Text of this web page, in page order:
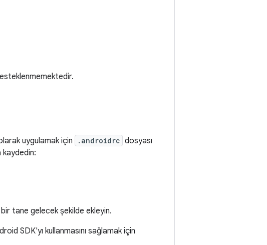
uygulamak için .androidrc dosyası
kaydedin:
tane gelecek şekilde ekleyin.
SDK'yı kullanmasını sağlamak için